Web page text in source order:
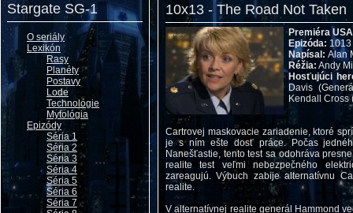
Stargate SG-1
O seriály
Lexikón
Rasy
Planéty
Postavy
Lode
Technológie
Mytológia
Epizódy
Séria 1
Séria 2
Séria 3
Séria 4
Séria 5
Séria 6
Séria 7
10x13 - The Road Not Taken
Premiéra
Epizóda: 1013
Napísal: Alan
Réžia: Andy
Hosťujúci
Davis
Kendall Cross
Cartrovej maskovacie zariadenie, ktoré
je s ním ešte dosť práce. Počas
Nanešťastie, tento test sa odohráva
realite test veľmi nebezpečného
zareagujú. Výbuch zabije alternatívnu
realite.
V alternatívnej realite generál Hammond